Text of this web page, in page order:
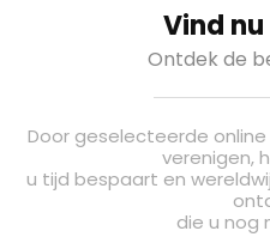
Vind
Ontdek de
Door geselecteerde
verenigen,
u tijd bespaart en
die u nog